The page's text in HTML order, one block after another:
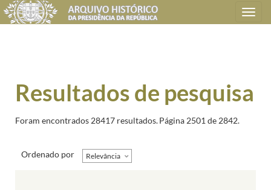
Toggle
navigation
Resultados de pesquisa
Foram encontrados 28417 resultados.Página 2501 de 2842.
Ordenado por Relevância